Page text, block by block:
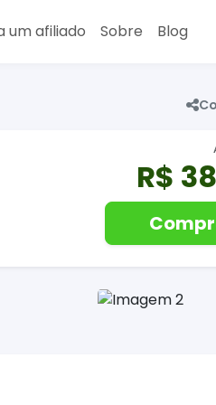
um afiliado Sobre Blog
R$